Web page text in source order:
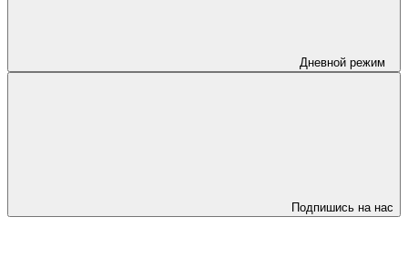
Дневной режим
Подпишись на нас